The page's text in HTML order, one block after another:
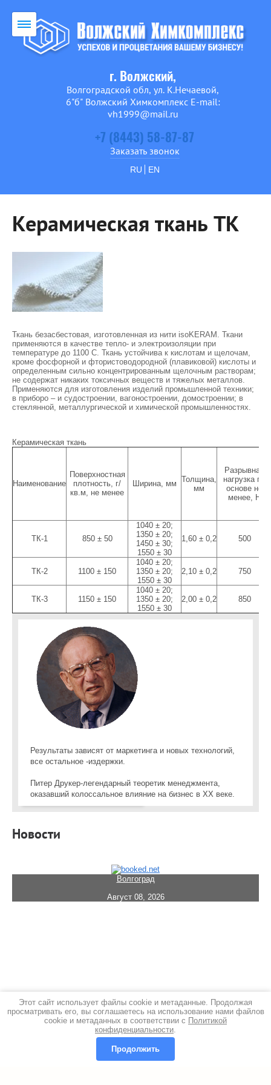
г. Волжский,
Волгоградской обл, ул. К.Нечаевой,
6"б" Волжский Химкомплекс E-mail:
vh1999@mail.ru
+7 (8443) 58-87-87
Заказать звонок
RU EN
Керамическая ткань ТК
Ткань безасбестовая, изготовленная из нити isoKERAM. Ткани
применяются в качестве тепло- и электроизоляции при
температуре до 1100 С. Ткань устойчива к кислотам и щелочам,
кроме фосфорной и фтористоводородной (плавиковой) кислоты и
определенным сильно концентрированным щелочным растворам;
не содержат никаких токсичных веществ и тяжелых металлов.
Применяются для изготовления изделий промышленной техники;
в приборо – и судостроении, вагоностроении, домостроении; в
стеклянной, металлургической и химической промышленностях.
Керамическая ткань
Наименование
Поверхностная
плотность, г/
кв.м, не менее
Ширина, мм Толщина,
мм
Разрывная
нагрузка по
основе не
менее, Н
ТК-1 850 ± 50
1040 ± 20;
1350 ± 20;
1450 ± 30;
1550 ± 30
1,60 ± 0,2 500
ТК-2 1100 ± 150
1040 ± 20;
1350 ± 20;
1550 ± 30
2,10 ± 0,2 750
ТК-3 1150 ± 150
1040 ± 20;
1350 ± 20;
1550 ± 30
2,00 ± 0,2 850
Результаты зависят от маркетинга и новых технологий,
все остальное -издержки.
Питер Друкер-легендарный теоретик менеджмента,
оказавший колоссальное влияние на бизнес в XX веке.
Новости
Волгоград
Август 08, 2026
Этот сайт использует файлы cookie и метаданные. Продолжая
просматривать его, вы соглашаетесь на использование нами файлов
cookie и метаданных в соответствии с Политикой
конфиденциальности.
Продолжить